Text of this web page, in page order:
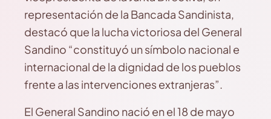
representación de la Bancada Sandinista,
destacó que la lucha victoriosa del General
Sandino “constituyó un símbolo nacional e
internacional de la dignidad de los pueblos
frente a las intervenciones extranjeras”.
El General Sandino nació en el 18 de mayo